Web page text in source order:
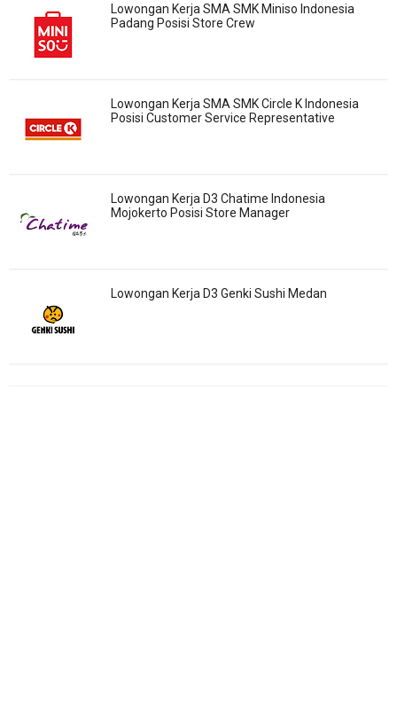
Lowongan Kerja SMA SMK Miniso Indonesia
Padang Posisi Store Crew
Lowongan Kerja SMA SMK Circle K Indonesia
Posisi Customer Service Representative
Lowongan Kerja D3 Chatime Indonesia
Mojokerto Posisi Store Manager
Lowongan Kerja D3 Genki Sushi Medan